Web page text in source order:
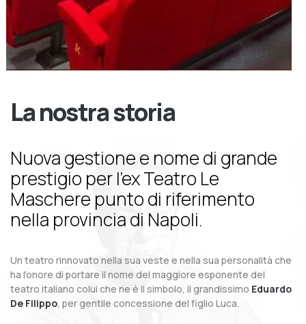
La nostra storia
Nuova gestione e nome di grande
prestigio per l’ex Teatro Le
Maschere punto di riferimento
nella provincia di Napoli.
Un teatro rinnovato nella sua veste e nella sua personalità che
ha l’onore di portare il nome del maggiore esponente del
teatro italiano colui che ne è il simbolo, il grandissimo Eduardo
De Filippo, per gentile concessione del figlio Luca.